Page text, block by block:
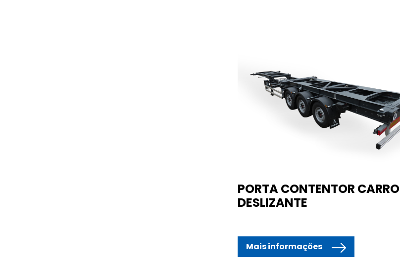
PORTA CONTENTOR CARRO
DESLIZANTE
Mais informações